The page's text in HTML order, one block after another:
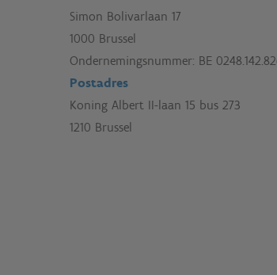
Simon Bolivarlaan 17
1000 Brussel
Ondernemingsnummer: BE
Postadres
Koning Albert II-laan 15 bus 273
1210 Brussel